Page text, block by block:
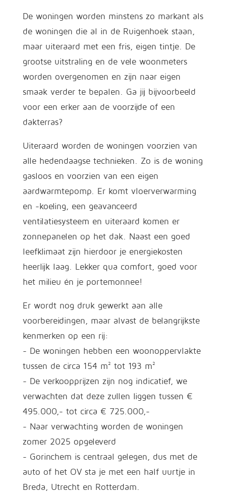
De woningen worden minstens zo markant als
de woningen die al in de Ruigenhoek staan,
maar uiteraard met een fris, eigen tintje. De
grootse uitstraling en de vele woonmeters
worden overgenomen en zijn naar eigen
smaak verder te bepalen. Ga jij bijvoorbeeld
voor een erker aan de voorzijde of een
dakterras?
Uiteraard worden de woningen voorzien van
alle hedendaagse technieken. Zo is de woning
gasloos en voorzien van een eigen
aardwarmtepomp. Er komt vloerverwarming
en -koeling, een geavanceerd
ventilatiesysteem en uiteraard komen er
zonnepanelen op het dak. Naast een goed
leefklimaat zijn hierdoor je energiekosten
heerlijk laag. Lekker qua comfort, goed voor
het milieu én je portemonnee!
Er wordt nog druk gewerkt aan alle
voorbereidingen, maar alvast de belangrijkste
kenmerken op een rij:
- De woningen hebben een woonoppervlakte
tussen de circa 154 m² tot 193 m²
- De verkoopprijzen zijn nog indicatief, we
verwachten dat deze zullen liggen tussen €
495.000,- tot circa € 725.000,-
- Naar verwachting worden de woningen
zomer 2025 opgeleverd
- Gorinchem is centraal gelegen, dus met de
auto of het OV sta je met een half uurtje in
Breda, Utrecht en Rotterdam.